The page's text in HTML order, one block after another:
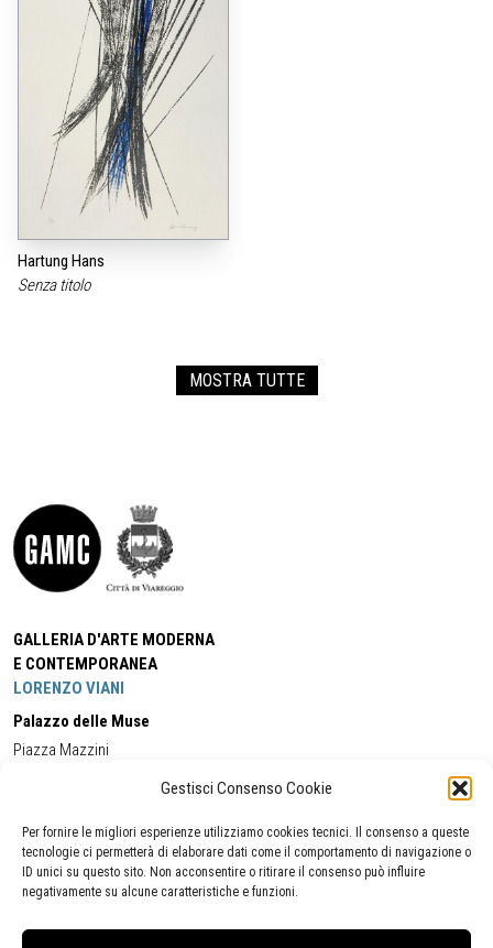
Gestisci Consenso Cookie
Per fornire le migliori esperienze utilizziamo cookies tecnici. Il consenso a queste
tecnologie ci permetterà di elaborare dati come il comportamento di navigazione o
ID unici su questo sito. Non acconsentire o ritirare il consenso può influire
negativamente su alcune caratteristiche e funzioni.
Hartung Hans
Senza titolo
MOSTRA TUTTE
GALLERIA D'ARTE MODERNA
E CONTEMPORANEA
LORENZO VIANI
Palazzo delle Muse
Piazza Mazzini
Cell:+39 338 5714978 (orario apertura Galleria)
Tel:
+39 0584 944580
(orario 09.00/13.00)
Email:gamc@comune.viareggio.lu.it
Segnalazione di inaccessibilità